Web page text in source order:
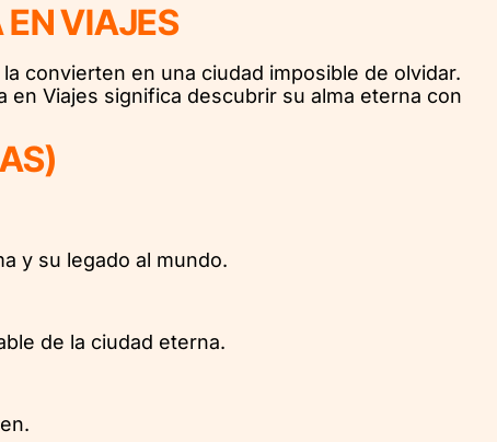
VIAJES
convierten en una ciudad imposible de olvidar.
en Viajes significa descubrir su alma eterna con
y su legado al mundo.
de la ciudad eterna.